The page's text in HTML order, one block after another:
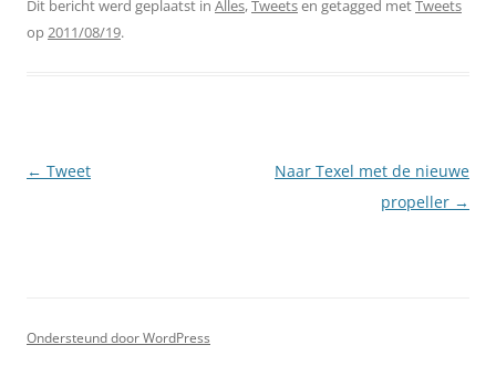
Dit bericht werd geplaatst in Alles,Tweetsen getagged metTweets
op2011/08/19.
Berichtnavigatie
← Tweet
Naar Texel met de nieuwe
propeller →
Ondersteund door WordPress